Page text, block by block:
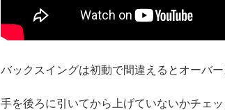
バックスイングは初動で間違えるとオーバー
手を後ろに引いてから上げていないかチェッ